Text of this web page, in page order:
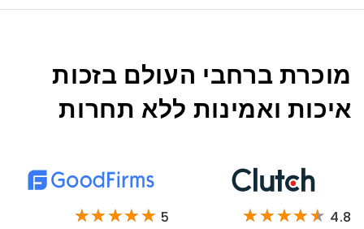
מוכרת ברחבי העולם בזכות
איכות ואמינות ללא תחרות
4.8
5